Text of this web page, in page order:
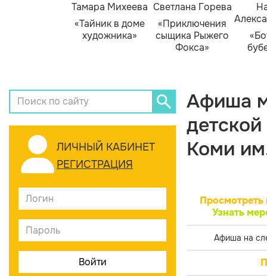
Тамара Михеева
«Тайник в доме
художника»
Светлана Горева
«Приключения
сыщика Рыжего
Фокса»
ЛИЧНЫЙ КАБИНЕТ
РЕГИСТРАЦИЯ
Афиша
Коми
Просмотреть
Узнать
Афиша на